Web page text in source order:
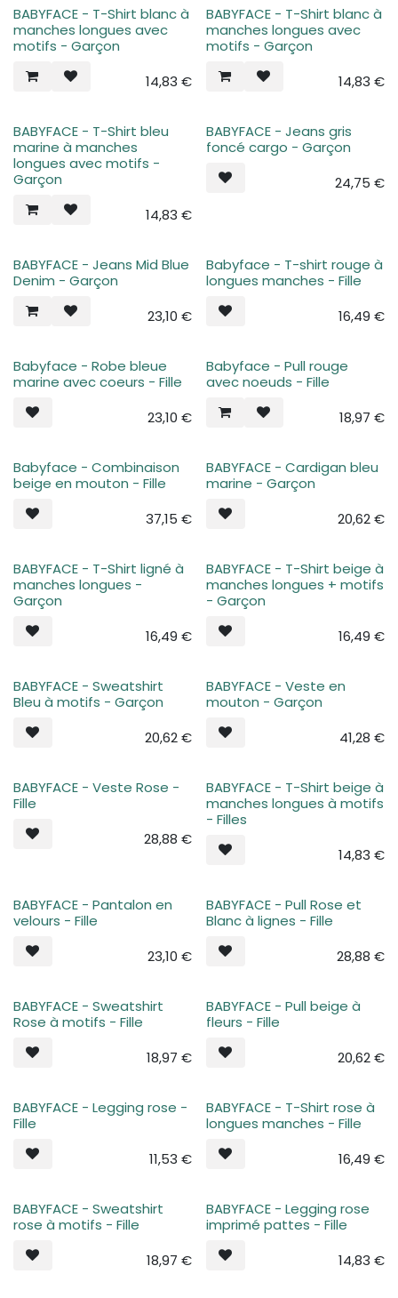
BABYFACE - T-Shirt blanc à
manches longues avec
motifs - Garçon
14,83 €
BABYFACE - T-Shirt blanc à
manches longues avec
motifs - Garçon
14,83 €
BABYFACE - T-Shirt bleu
marine à manches
longues avec motifs -
Garçon
14,83 €
BABYFACE - Jeans gris
foncé cargo - Garçon
24,75 €
BABYFACE - Jeans Mid Blue
Denim - Garçon
23,10 €
Babyface - T-shirt rouge à
longues manches - Fille
16,49 €
Babyface - Robe bleue
marine avec coeurs - Fille
23,10 €
Babyface - Pull rouge
avec noeuds - Fille
18,97 €
Babyface - Combinaison
beige en mouton - Fille
37,15 €
BABYFACE - Cardigan bleu
marine - Garçon
20,62€
Plus de stock
BABYFACE - T-Shirt ligné à
manches longues -
Garçon
16,49 €
Plus de stock
BABYFACE - T-Shirt beige à
manches longues + motifs
- Garçon
16,49 €
Plus de stock
BABYFACE - Sweatshirt
Bleu à motifs - Garçon
20,62€ Plus de stock
BABYFACE - Veste en
mouton - Garçon
41,28 €
Plus de stock
BABYFACE - Veste Rose -
Fille
28,88 € Plus de stock
BABYFACE - T-Shirt beige à
manches longues à motifs
- Filles
14,83 €
Plus de stock
BABYFACE - Pantalon en
velours - Fille
23,10 € Plus de stock
BABYFACE - Pull Rose et
Blanc à lignes - Fille
28,88 €
Plus de stock
BABYFACE - Sweatshirt
Rose à motifs - Fille
18,97 € Plus de stock
BABYFACE - Pull beige à
fleurs - Fille
20,62€
Plus de stock
BABYFACE - Legging rose -
Fille
11,53 € Plus de stock
BABYFACE - T-Shirt rose à
longues manches - Fille
16,49 €
Plus de stock
BABYFACE - Sweatshirt
rose à motifs - Fille
18,97 € Plus de stock
BABYFACE - Legging rose
imprimé pattes - Fille
14,83 €